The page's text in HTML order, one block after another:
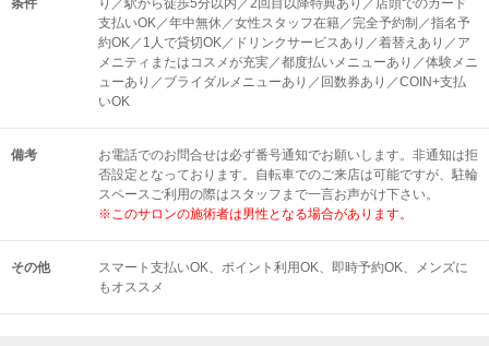
条件
り／駅から徒歩5分以内／2回目以降特典あり／店頭でのカード
支払いOK／年中無休／女性スタッフ在籍／完全予約制／指名予
約OK／1人で貸切OK／ドリンクサービスあり／着替えあり／ア
メニティまたはコスメが充実／都度払いメニューあり／体験メニ
ューあり／ブライダルメニューあり／回数券あり／COIN+支払
いOK
備考
お電話でのお問合せは必ず番号通知でお願いします。非通知は拒
否設定となっております。自転車でのご来店は可能ですが、駐輪
スペースご利用の際はスタッフまで一言お声がけ下さい。
※このサロンの施術者は男性となる場合があります。
その他 スマート支払いOK ポイント利用OK 即時予約OK
メンズに
もオススメ